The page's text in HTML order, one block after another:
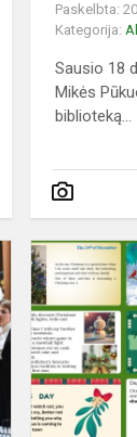
Paskelbta:
Kategorija:
Sausio 18
Mikės
biblioteką...
„Kalėdų
giesmė“
–
magiškos
akimirkos
mokyklos
scenoje